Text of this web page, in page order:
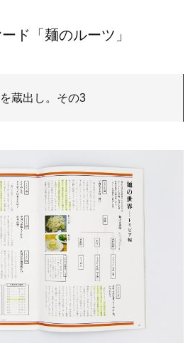
ド「麺のルーツ」
蔵出し。その3